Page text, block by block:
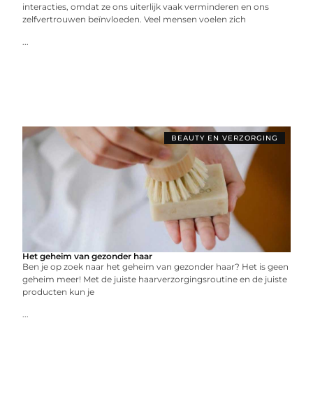
interacties, omdat ze ons uiterlijk vaak verminderen en ons
zelfvertrouwen beïnvloeden. Veel mensen voelen zich
...
BEAUTY EN VERZORGING
Het geheim van gezonder haar
Ben je op zoek naar het geheim van gezonder haar? Het is geen
geheim meer! Met de juiste haarverzorgingsroutine en de juiste
producten kun je
...